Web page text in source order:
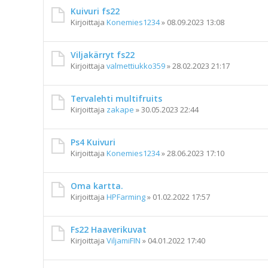
Kuivuri fs22
Kirjoittaja Konemies1234» 08.09.2023 13:08
Viljakärryt fs22
Kirjoittaja valmettiukko359»28.02.2023 21:17
Tervalehti multifruits
Kirjoittaja zakape »30.05.2023 22:44
Ps4 Kuivuri
Kirjoittaja Konemies1234»28.06.2023 17:10
Oma kartta.
Kirjoittaja HPFarming» 01.02.2022 17:57
Fs22 Haaverikuvat
Kirjoittaja ViljamiFIN » 04.01.2022 17:40